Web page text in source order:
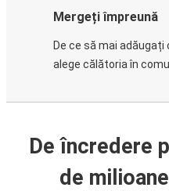
Mergeți împreună
De ce să mai
alege călătoria în
De încredere
de